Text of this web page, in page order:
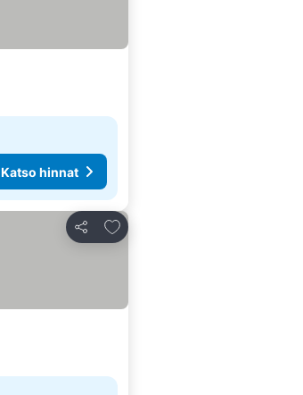
Katso hinnat
Jaa
Lisää suosikkeihin